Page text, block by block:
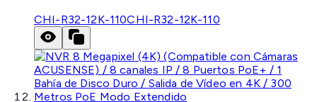
CHI-R32-12K-110CHI-R32-12K-110